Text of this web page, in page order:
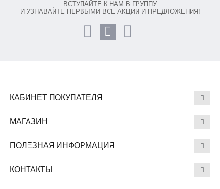
ВСТУПАЙТЕ К НАМ В ГРУППУ
И УЗНАВАЙТЕ ПЕРВЫМИ ВСЕ АКЦИИ И ПРЕДЛОЖЕНИЯ!
КАБИНЕТ ПОКУПАТЕЛЯ
МАГАЗИН
ПОЛЕЗНАЯ ИНФОРМАЦИЯ
КОНТАКТЫ